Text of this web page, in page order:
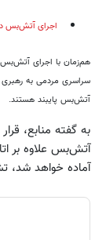
اجرای آتش‌بس
هم‌زمان با اجرای آتش‌بس
سراسری مردمی به رهبری
آتش‌بس پایبند هستند.
به گفته منابع،
آتش‌بس علاوه بر
آماده خواهد شد،